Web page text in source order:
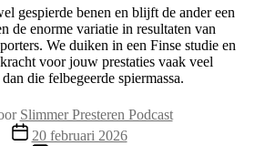
gespierde benen en blijft de ander een
de enorme variatie in resultaten van
We duiken in een Finse studie en
voor jouw prestaties vaak veel
die felbegeerde spiermassa.
Slimmer Presteren Podcast
Berichtdatum
20 februari 2026